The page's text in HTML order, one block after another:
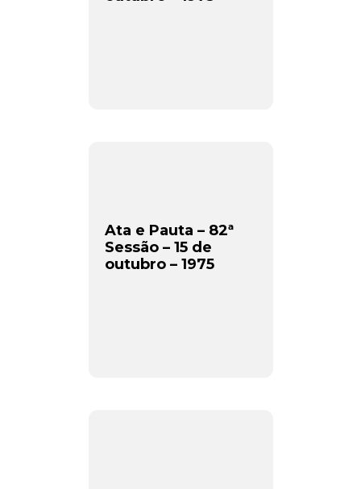
Ata e Pauta – 82ª
Sessão – 15 de
outubro – 1975